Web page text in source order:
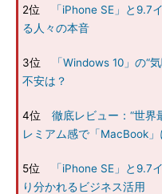
2位
「iPhone SE」と9.7
る人々の本音
3位
「Windows 10」の“
不安は？
4位 徹底レビュー：“世界
レミアム感で「MacBook」
5位
「iPhone SE」と9.7
り分かれるビジネス活用